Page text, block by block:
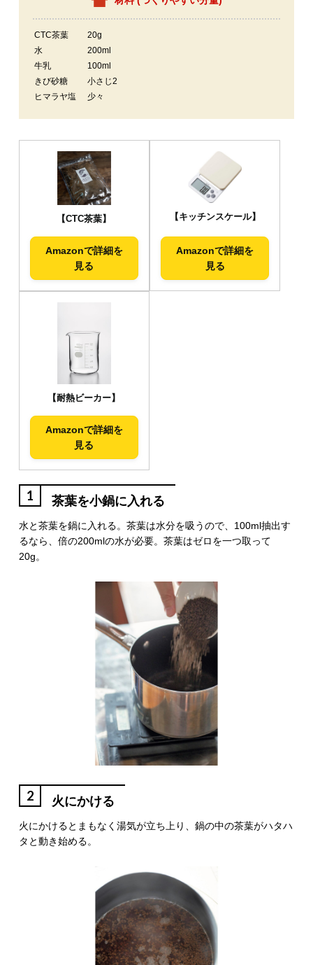
CTC茶葉
20g
水
200ml
牛乳
100ml
きび砂糖
小さじ2
ヒマラヤ塩
少々
【CTC茶葉】
Amazonで詳細を
見る
【キッチンスケール】
Amazonで詳細を
見る
【耐熱ビーカー】
Amazonで詳細を
見る
1 茶葉を小鍋に入れる
水と茶葉を鍋に入れる。茶葉は水分を吸うので、100ml抽出す
るなら、倍の200mlの水が必要。茶葉はゼロを一つ取って
20g。
2 火にかける
火にかけるとまもなく湯気が立ち上り、鍋の中の茶葉がハタハ
タと動き始める。